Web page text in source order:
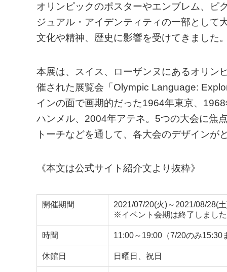
オリンピックのポスターやエンブレム、ピ
ジュアル・アイデンティティの一部として
文化や精神、歴史に影響を受けてきました
本展は、スイス、ローザンヌにあるオリン
催された展覧会「Olympic Language:
インの面で画期的だった1964年東京、
ハンメル、2004年アテネ。5つの大会に焦
トーチなどを通して、各大会のデザイン
《本文は公式サイト紹介文より抜粋》
開催期間
2021/07/20(火)～2021/08/28(
※イベント会期は終了しました
時間 11:00～19:00（7/20のみ15:30
休館日 日曜日、祝日